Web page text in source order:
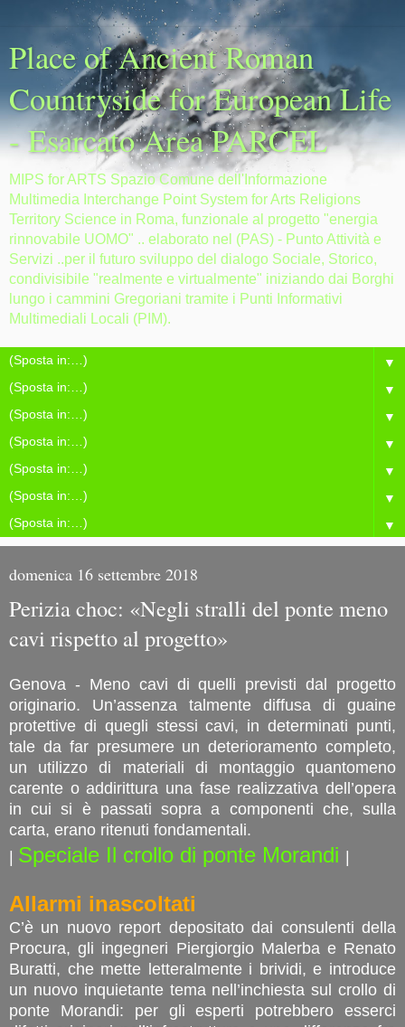
Place of Ancient Roman
Countryside for European Life
- Esarcato Area PARCEL
MIPS for ARTS Spazio Comune dell'Informazione
Multimedia Interchange Point System for Arts Religions
Territory Science in Roma, funzionale al progetto "energia
rinnovabile UOMO" .. elaborato nel (PAS) - Punto Attività e
Servizi ..per il futuro sviluppo del dialogo Sociale, Storico,
condivisibile "realmente e virtualmente" iniziando dai Borghi
lungo i cammini Gregoriani tramite i Punti Informativi
Multimediali Locali (PIM).
▼
▼
▼
▼
▼
▼
▼
domenica 16 settembre 2018
Perizia choc: «Negli stralli del ponte meno
cavi rispetto al progetto»
Genova - Meno cavi di quelli previsti dal progetto
originario. Un’assenza talmente diffusa di guaine
protettive di quegli stessi cavi, in determinati punti,
tale da far presumere un deterioramento completo,
un utilizzo di materiali di montaggio quantomeno
carente o addirittura una fase realizzativa dell’opera
in cui si è passati sopra a componenti che, sulla
carta, erano ritenuti fondamentali.
| Speciale Il crollo di ponte Morandi |
Allarmi inascoltati
C’è un nuovo report depositato dai consulenti della
Procura, gli ingegneri Piergiorgio Malerba e Renato
Buratti, che mette letteralmente i brividi, e introduce
un nuovo inquietante tema nell’inchiesta sul crollo di
ponte Morandi: per gli esperti potrebbero esserci